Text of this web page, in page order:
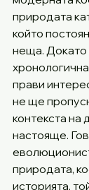
природата
който
неща. Докато
прави
не ще
контекста на
настояще.
природата,
историята,